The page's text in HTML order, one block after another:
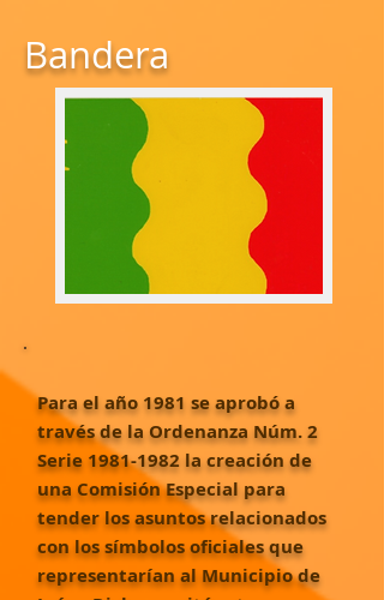
Bandera
Para el año 1981 se aprobó a
través de la Ordenanza Núm. 2
Serie 1981-1982la creación de
una Comisión Especial para
tender los asuntos relacionados
con los símbolos oficiales que
representarían al Municipio de